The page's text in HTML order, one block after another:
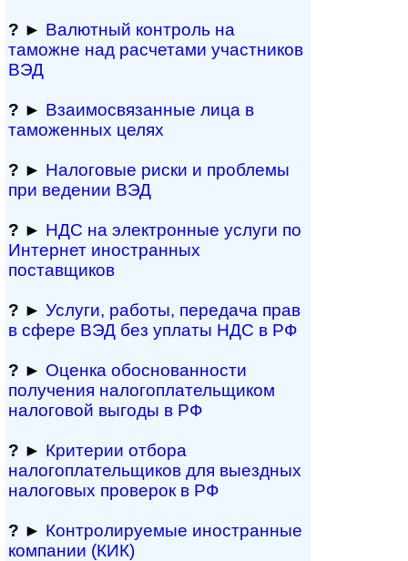
? ► Валютный контроль на
таможне над рас­че­та­ми участников
ВЭД
? ► Взаимосвязанные лица в
таможенных целях
? ► Налоговые риски и проблемы
при ведении ВЭД
? ► НДС на электронные услуги по
Интернет иностранных
поставщиков
? ► Услуги, работы, пе­ре­да­ча прав
в сфере ВЭД без уплаты НДС в РФ
? ► Оценка обосно­ванности
получения налогоплательщиком
налоговой выгоды в РФ
? ► Критерии отбора
налогоплательщиков для выездных
налоговых проверок в РФ
? ► Контролируемые иностранные
компании (КИК)